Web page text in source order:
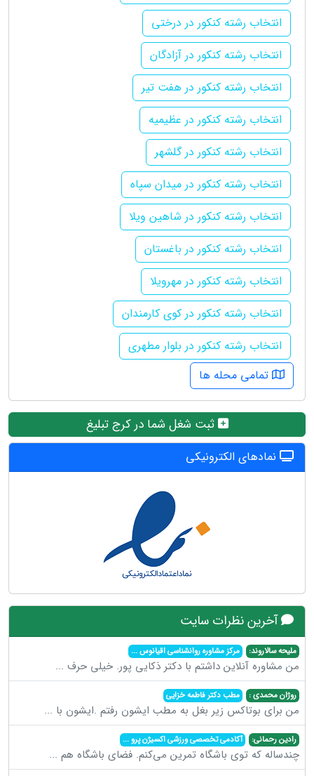
انتخاب رشته کنکور در درختی
انتخاب رشته کنکور در آزادگان
انتخاب رشته کنکور در هفت تیر
انتخاب رشته کنکور در عظیمیه
انتخاب رشته کنکور در گلشهر
انتخاب رشته کنکور در میدان سپاه
انتخاب رشته کنکور در شاهین ویلا
انتخاب رشته کنکور در باغستان
انتخاب رشته کنکور در مهرویلا
انتخاب رشته کنکور در کوی کارمندان
انتخاب رشته کنکور در بلوار مطهری
تمامی محله ها
ثبت شغل شما در کرج تبلیغ
نمادهای الکترونیکی
آخرین نظرات سایت
ملیحه سالاروند: مرکز مشاوره روانشناسی اقیانوس...
من مشاوره آنلاین داشتم با دکتر ذکایی پور. خیلی حرف ...
روژان محمدی : مطب دکتر فاطمه خزایی
من برای بوتاکس زیر بغل به مطب ایشون رفتم .ایشون با ...
رادین رحمانی: آکادمی تخصصی ورزشی اکسیژن پرو...
چندساله که توی باشگاه تمرین می‌کنم. فضای باشگاه هم ...